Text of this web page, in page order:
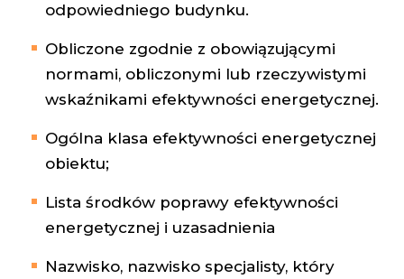
odpowiedniego budynku.
Obliczone zgodnie z obowiązującymi
normami, obliczonymi lub rzeczywistymi
wskaźnikami efektywności energetycznej.
Ogólna klasa efektywności energetycznej
obiektu;
Lista środków poprawy efektywności
energetycznej i uzasadnienia
Nazwisko, nazwisko specjalisty, który